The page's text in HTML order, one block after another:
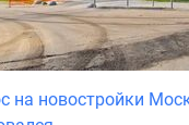
на новостройки